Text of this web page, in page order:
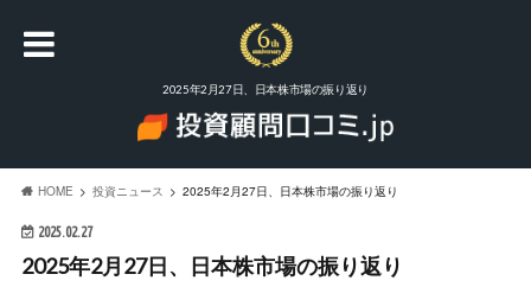
2025年2月27日、日本株市場の振り返り
HOME 投資ニュース 2025年2月27日、日本株市場の振り返り
2025.02.27
2025年2月27日、日本株市場の振り返り